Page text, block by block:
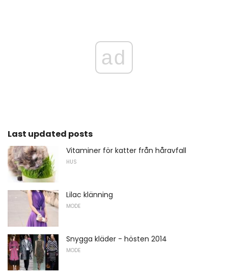
ad
Last updated posts
Vitaminer för katter från håravfall
HUS
Lilac klänning
MODE
Snygga kläder - hösten 2014
MODE